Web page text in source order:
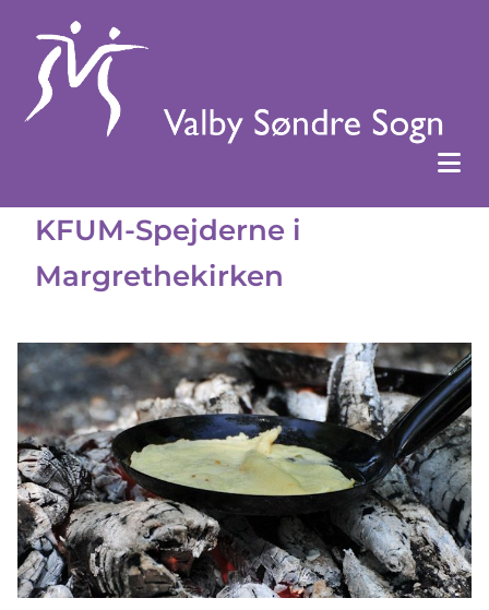
KFUM-Spejderne i
Margrethekirken